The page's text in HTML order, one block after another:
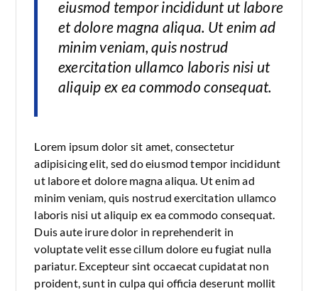
eiusmod tempor incididunt ut labore
et dolore magna aliqua. Ut enim ad
minim veniam, quis nostrud
exercitation ullamco laboris nisi ut
aliquip ex ea commodo consequat.
Lorem ipsum dolor sit amet, consectetur
adipisicing elit, sed do eiusmod tempor incididunt
ut labore et dolore magna aliqua. Ut enim ad
minim veniam, quis nostrud exercitation ullamco
laboris nisi ut aliquip ex ea commodo consequat.
Duis aute irure dolor in reprehenderit in
voluptate velit esse cillum dolore eu fugiat nulla
pariatur. Excepteur sint occaecat cupidatat non
proident, sunt in culpa qui officia deserunt mollit